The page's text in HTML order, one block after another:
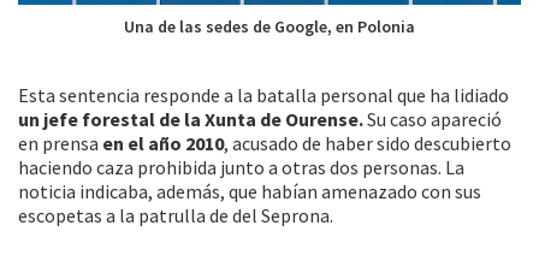
Una de las sedes de Google, en Polonia
Esta sentencia responde a la batalla personal que ha lidiado
un jefe forestal de la Xunta de Ourense.Su caso apareció
en prensa en el año 2010, acusado de haber sido descubierto
haciendo caza prohibida junto a otras dos personas. La
noticia indicaba, además, que habían amenazado con sus
escopetas a la patrulla de del Seprona.